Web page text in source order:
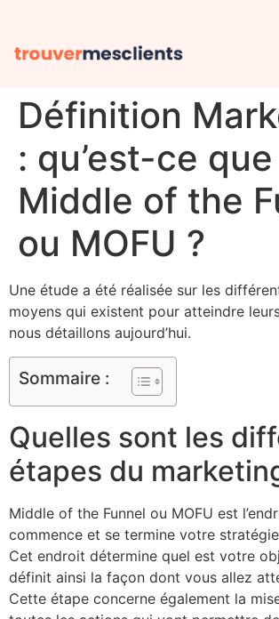
Définition
: qu’est-ce
Middle of the
ou MOFU ?
Une étude a été réalisée sur les
moyens qui existent pour atteindre
nous détaillons aujourd’hui.
Sommaire :
Quelles sont les
étapes du
Middle of the Funnel ou MOFU est
commence et se termine votre
Cet endroit détermine quel est votre
définit ainsi la façon dont vous allez
Cette étape concerne également la